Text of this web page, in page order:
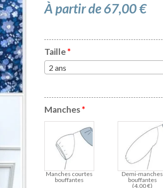
À partir de67,00€
Taille*
2 ans
Manches*
Manches courtes
bouffantes
Demi-manches
bouffantes
(4,00€)